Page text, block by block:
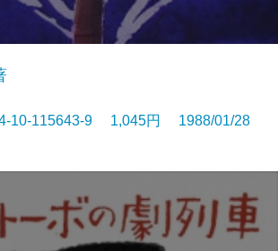
10-115643-9 1,045円 1988/01/28